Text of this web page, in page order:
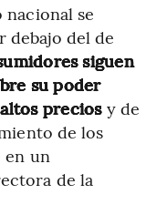
nacional se
debajo del de
siguen
su poder
preciosy de
de los
en un
de la